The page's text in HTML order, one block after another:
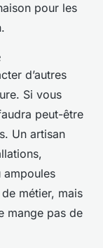
pour les
d’autres
Si vous
peut-être
Un artisan
ampoules
métier, mais
mange pas de